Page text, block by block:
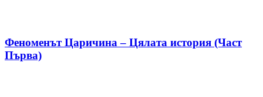
Феноменът Царичина – Цялата история (Част
Първа)